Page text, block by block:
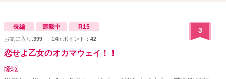
長編 連載中 R15
お気に入り:399 24h.ポイント： 42
3
恋せよ乙女のオカマウェイ！！
隆駆